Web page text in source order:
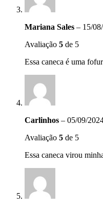
Mariana Sales – 15/
Avaliação 5 de 5
Essa caneca é uma
Carlinhos – 05/09/
Avaliação 5 de 5
Essa caneca virou